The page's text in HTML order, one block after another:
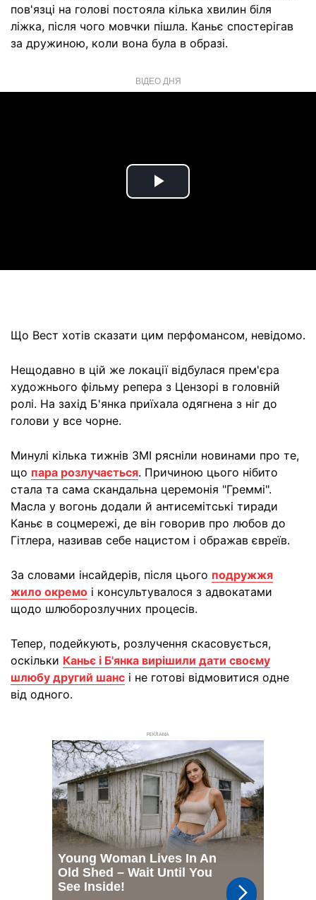
пов'язці на голові постояла кілька хвилин біля
ліжка, після чого мовчки пішла. Каньє спостерігав
за дружиною, коли вона була в образі.
ВІДЕО ДНЯ
Play
Що Вест хотів сказати цим перфомансом, невідомо.
Нещодавно в цій же локації відбулася прем'єра
художнього фільму репера з Цензорі в головній
ролі. На захід Б'янка приїхала одягнена з ніг до
голови у все чорне.
Минулі кілька тижнів ЗМІ рясніли новинами про те,
що пара розлучається. Причиною цього нібито
стала та сама скандальна церемонія "Греммі".
Масла у вогонь додали й антисемітські тиради
Каньє в соцмережі, де він говорив про любов до
Гітлера, називав себе нацистом і ображав євреїв.
За словами інсайдерів, після цього подружжя
жило окремо і консультувалося з адвокатами
щодо шлюборозлучних процесів.
Тепер, подейкують, розлучення скасовується,
оскільки Каньє і Б'янка вирішили дати своєму
шлюбу другий шанс і не готові відмовитися одне
від одного.
РЕКЛАМА